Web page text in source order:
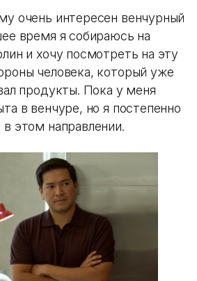
очень интересен венчурный
время я собираюсь на
и хочу посмотреть на эту
человека, который уже
продукты. Пока у меня
в венчуре, но я постепенно
этом направлении.